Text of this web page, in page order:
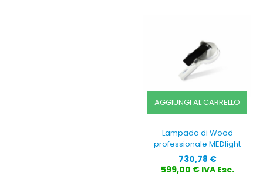
AGGIUNGI AL CARRELLO
Lampada di Wood
professionale MEDlight
Prezzo
730,78 €
599,00 € IVA Esc.